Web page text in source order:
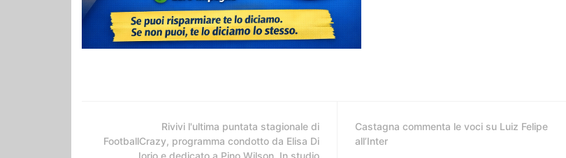
Rivivi l'ultima puntata stagionale di
FootballCrazy, programma condotto da Elisa Di
Iorio e dedicato a Pino Wilson. In studio
Castagna commenta le voci su Luiz Felipe
all’Inter